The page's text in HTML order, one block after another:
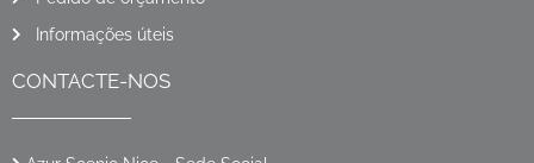
Informações úteis
CONTACTE-NOS